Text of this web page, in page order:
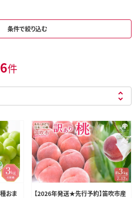
条件で絞り込む
件
おま
【2026年発送★先行予約】笛吹市産